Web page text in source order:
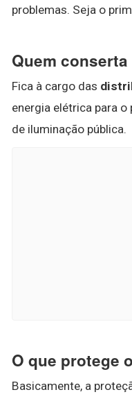
problemas. Seja o
Quem
Fica à cargo das
energia elétrica para
de iluminação pública.
O que protege
Basicamente, a